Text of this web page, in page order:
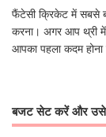
फैंटेसी क्रिकेट में सबसे
करना। अगर आप थ्री
आपका पहला कदम होना
बजट सेट करें और उसे